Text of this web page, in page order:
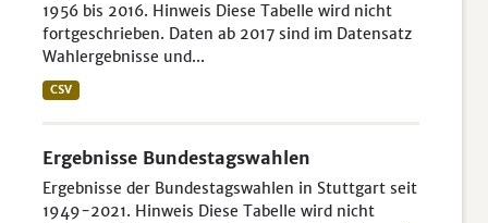
1956 bis 2016. Hinweis Diese Tabelle wird nicht
fortgeschrieben. Daten ab 2017 sind im Datensatz
Wahlergebnisse und...
CSV
Ergebnisse Bundestagswahlen
Ergebnisse der Bundestagswahlen in Stuttgart seit
1949-2021. Hinweis Diese Tabelle wird nicht